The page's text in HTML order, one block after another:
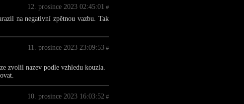
12. prosince 2023 02:45:01 #
na negativní zpětnou vazbu. Tak
11. prosince 2023 23:09:53 #
zvolil nazev podle vzhledu kouzla.
10. prosince 2023 16:03:52 #